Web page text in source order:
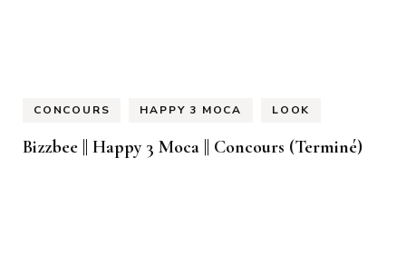
CONCOURS HAPPY 3 MOCA LOOK
Bizzbee || Happy 3 Moca || Concours (Terminé)